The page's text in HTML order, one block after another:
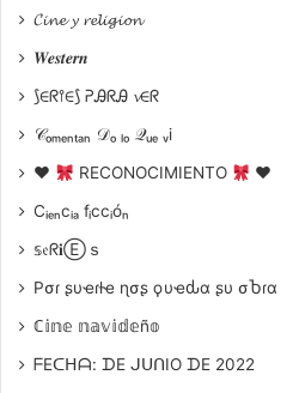
𝓒𝓲𝓷𝓮 𝔂 𝓻𝓮𝓵𝓲𝓰𝓲𝓸𝓷
𝑾𝒆𝒔𝒕𝒆𝒓𝒏
⟆∈ᖇ⫯∈⟆ ᕈᎯᖇᎯ 𝓿∈ᖇ
𝒞ₒₘₑₙₜₐₙ 𝒟ₒ ₗₒ 𝒬ᵤₑ ᵥi
♥ RECONOCIMIENTO ♥
Cᵢₑₙcᵢₐ fᵢccᵢóₙ
𝕤𝔢ᖇ𝐢Ⓔｓ
Pσɾ ʂυҽɾƚҽ ɳσʂ ϙυҽԃα ʂυ σႦɾα
ℂ𝕚𝕟𝕖 𝕟𝕒𝕧𝕚𝕕𝕖ñ𝕠
ᖴEᑕᕼᗩ: ᗪE ᒍᑌᑎIO ᗪE 2022